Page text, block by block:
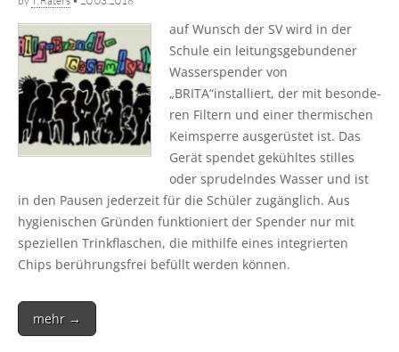
auf Wunsch der SV wird in der
Schu­le ein lei­tungs­ge­bun­de­ner
Was­ser­spen­der von
„BRITA“installiert, der mit beson­de­
ren Fil­tern und einer ther­mi­schen
Keim­sper­re aus­ge­rüs­tet ist. Das
Gerät spen­det gekühl­tes stil­les
oder spru­deln­des Was­ser und ist
in den Pau­sen jeder­zeit für die Schü­ler zugäng­lich. Aus
hygie­ni­schen Grün­den funk­tio­niert der Spen­der nur mit
spe­zi­el­len Trink­fla­schen, die mit­hil­fe eines inte­grier­ten
Chips berüh­rungs­frei befüllt wer­den können.
mehr →